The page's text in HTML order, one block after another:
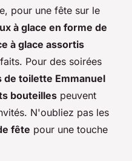
pour une fête sur le
à glace en forme de
à glace assortis
Pour des soirées
de toilette Emmanuel
bouteilles peuvent
N'oubliez pas les
fête pour une touche